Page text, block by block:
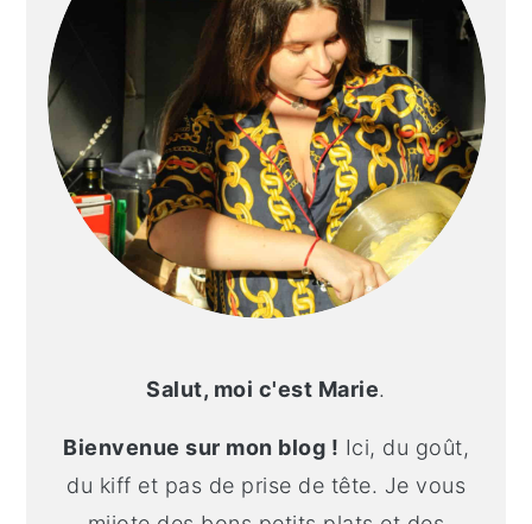
Salut, moi c'est Marie.
Bienvenue sur mon blog ! Ici, du goût,
du kiff et pas de prise de tête. Je vous